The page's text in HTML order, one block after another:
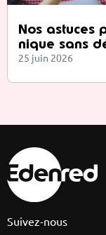
Nos astuces
nique sans
25 juin 2026
Suivez-nous